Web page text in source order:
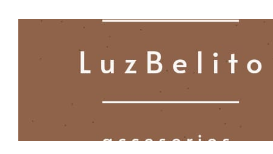
LuzBelit
o LZ